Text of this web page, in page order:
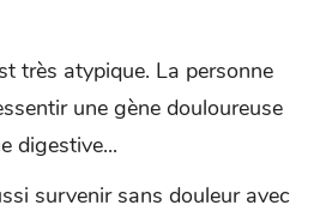
très atypique. La personne
une gène douloureuse
digestive...
survenir sans douleur avec